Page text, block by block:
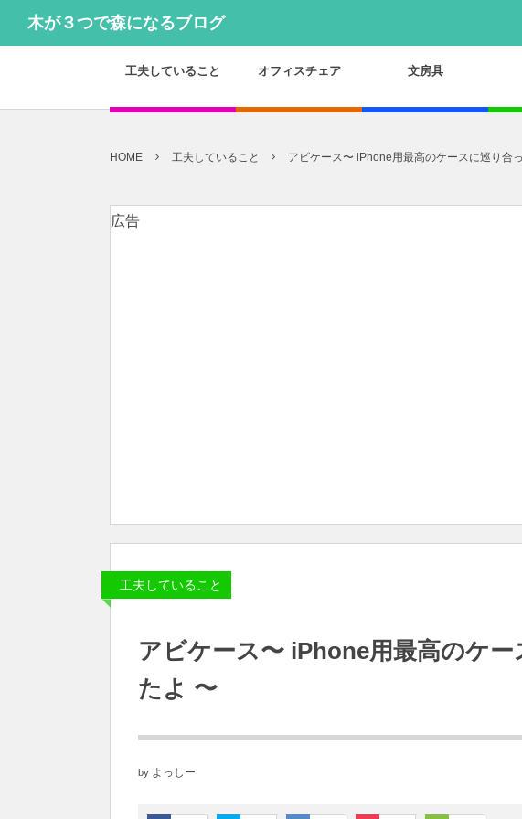
木が３つで森になるブログ
工夫していること オフィスチェア 文房具
HOME 工夫していること アビケース〜 iPhone用最高のケースに巡り合
広告
工夫していること
アビケース〜 iPhone用最高のケ
たよ 〜
by よっしー